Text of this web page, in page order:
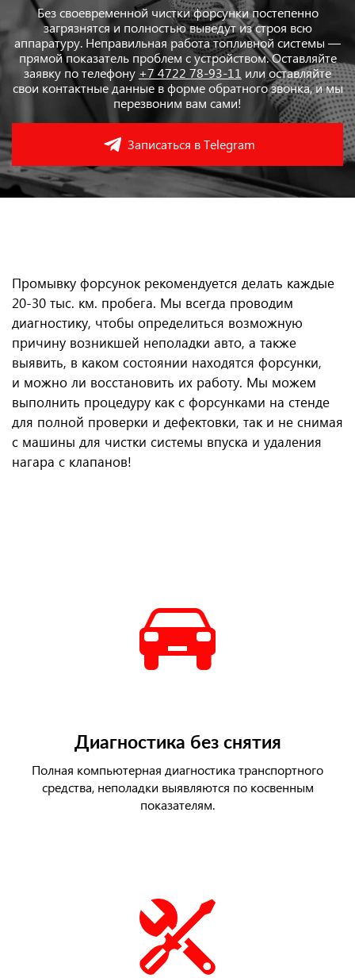
Без своевременной чистки форсунки постепенно
загрязнятся и полностью выведут из строя всю
аппаратуру. Неправильная работа топливной системы —
прямой показатель проблем с устройством. Оставляйте
заявку по телефону +7 4722 78-93-11 или оставляйте
свои контактные данные в форме обратного звонка, и мы
перезвоним вам сами!
Записаться в Telegram
Промывку форсунок рекомендуется делать каждые
20-30 тыс. км. пробега. Мы всегда проводим
диагностику, чтобы определиться возможную
причину возникшей неполадки авто, а также
выявить, в каком состоянии находятся форсунки,
и можно ли восстановить их работу. Мы можем
выполнить процедуру как с форсунками на стенде
для полной проверки и дефектовки, так и не снимая
с машины для чистки системы впуска и удаления
нагара с клапанов!
Диагностика без снятия
Полная компьютерная диагностика транспортного
средства, неполадки выявляются по косвенным
показателям.